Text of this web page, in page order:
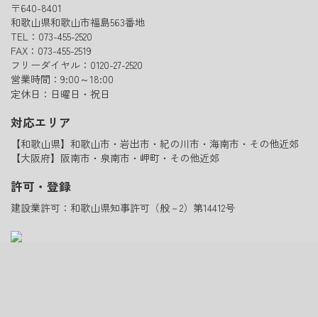
〒640-8401
和歌山県和歌山市福島563番地
TEL：073-455-2520
FAX：073-455-2519
フリーダイヤル：0120-27-2520
営業時間：9:00～18:00
定休日：日曜日・祝日
対応エリア
【和歌山県】和歌山市・岩出市・紀の川市・海南市・その他近郊
【大阪府】阪南市・泉南市・岬町・その他近郊
許可・登録
建設業許可：和歌山県知事許可（般－2）第14412号